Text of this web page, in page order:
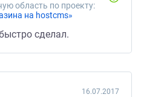
область по проекту:
на hostcms»
сделал.
16.07.2017